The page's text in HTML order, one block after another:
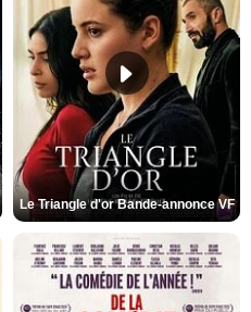
Le Triangle d'or Bande-annonce VF